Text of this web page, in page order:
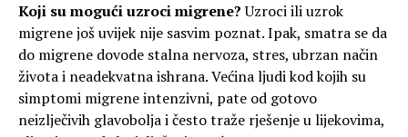
Koji su mogući uzroci migrene?Uzroci ili uzrok
migrene još uvijek nije sasvim poznat. Ipak, smatra se da
do migrene dovode stalna nervoza, stres, ubrzan način
života i neadekvatna ishrana. Većina ljudi kod kojih su
simptomi migrene intenzivni, pate od gotovo
neizlječivih glavobolja i često traže rješenje u lijekovima,